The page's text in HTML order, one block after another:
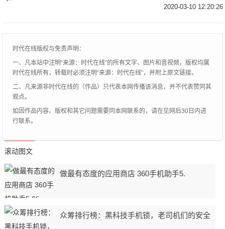
好的，如今看着她即将上市，内心也是非常
T的外车门拉手的设计，是不是和以往的长
安车型都不一样呢？今天，我们就来一起学
习下外车门拉手的那些秘密吧！
2020-03-10 12:20:26
时代在线版权与免责声明：
一、凡本站中注明“来源：时代在线”的所有文字、图片和音视频，版权均属
时代在线所有，转载时必须注明“来源：时代在线”，并附上原文链接。
二、凡来源非时代在线的（作品）只代表本网传播该消息，并不代表赞同其
观点。
如因作品内容、版权和其它问题需要同本网联系的，请在见网后30日内进
行联系。
滚动图文
做最有态度的应用商店 360手机助手5.
众筹排行榜：黑科技手机锁，老司机们的安全